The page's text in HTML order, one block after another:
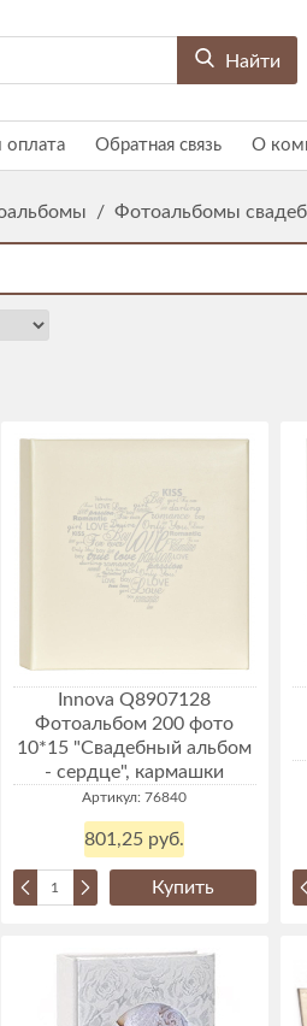
Найти
оплата Обратная связь О
/ Фотоальбомы
Innova Q8907128
Фотоальбом 200 фото
10*15 "Свадебный альбом
- сердце", кармашки
Артикул: 76840
801,25 руб.
Купить